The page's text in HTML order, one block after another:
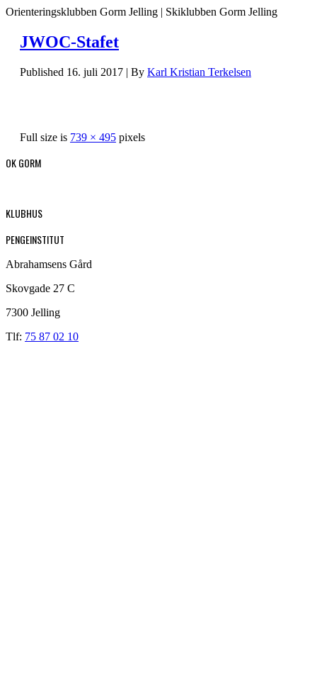
Orienteringsklubben Gorm Jelling | Skiklubben Gorm Jelling
JWOC-Stafet
Published 16. juli 2017 | By Karl Kristian Terkelsen
Full size is 739 × 495 pixels
OK GORM
KLUBHUS
PENGEINSTITUT
Abrahamsens Gård
Skovgade 27 C
7300 Jelling
Tlf: 75 87 02 10